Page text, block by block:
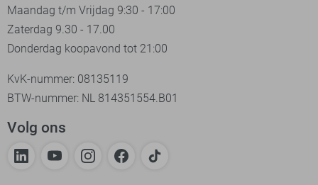
Maandag t/m Vrijdag 9:30 - 17:00
Zaterdag 9.30 - 17.00
Donderdag koopavond tot 21:00
KvK-nummer: 08135119
BTW-nummer: NL 814351554.B01
Volg ons